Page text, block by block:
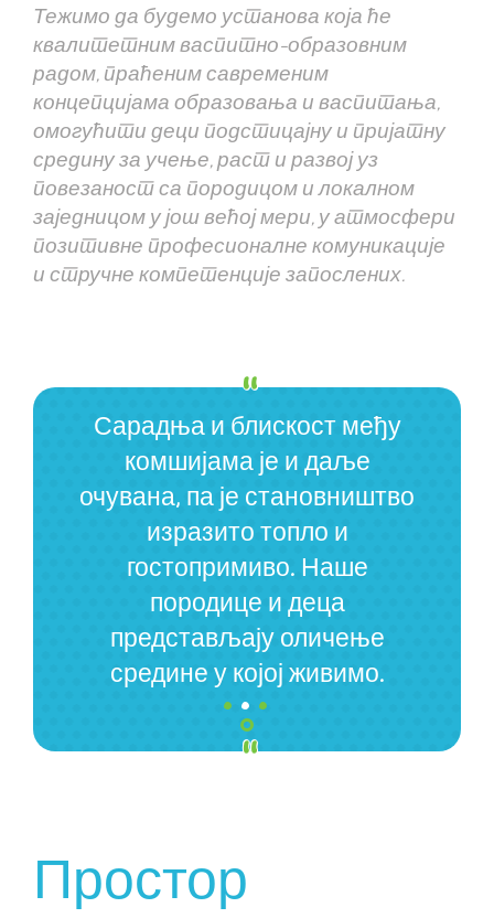
Тежимо да будемо установа која ће
квалитетним васпитно-образовним
радом, праћеним савременим
концепцијама образовања и васпитања,
омогућити деци подстицајну и пријатну
средину за учење, раст и развој уз
повезаност са породицом и локалном
заједницом у још већој мери, у атмосфери
позитивне професионалне комуникације
и стручне компетенције запослених.
Сарадња и блискост међу
комшијама је и даље
очувана, па је становништво
изразито топло и
гостопримиво. Наше
породице и деца
представљају оличење
средине у којој живимо.
...
Простор